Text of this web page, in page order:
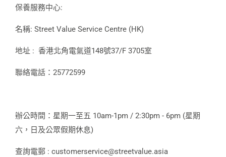
保養服務中心:
名稱: Street Value Service Centre (HK)
地址 : 香港北角電氣道148號37/F 3705室
聯絡電話：25772599
辦公時間：星期一至五 10am-1pm / 2:30pm - 6pm (星期
六，日及公眾假期休息)
查詢電郵 : customerservice@streetvalue.asia